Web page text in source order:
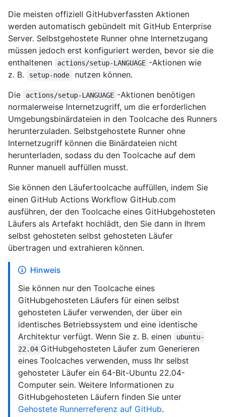
Die meisten offiziell GitHubverfassten Aktionen
werden automatisch gebündelt mit GitHub Enterprise
Server. Selbstgehostete Runner ohne Internetzugang
müssen jedoch erst konfiguriert werden, bevor sie die
enthaltenen
actions/setup-LANGUAGE -Aktionen wie
z. B.
setup-node
nutzen können.
Die
actions/setup-LANGUAGE -Aktionen benötigen
normalerweise Internetzugriff, um die erforderlichen
Umgebungsbinärdateien in den Toolcache des Runners
herunterzuladen. Selbstgehostete Runner ohne
Internetzugriff können die Binärdateien nicht
herunterladen, sodass du den Toolcache auf dem
Runner manuell auffüllen musst.
Sie können den Läufertoolcache auffüllen, indem Sie
einen GitHub Actions Workflow GitHub.com
ausführen, der den Toolcache eines GitHubgehosteten
Läufers als Artefakt hochlädt, den Sie dann in Ihrem
selbst gehosteten selbst gehosteten Läufer
übertragen und extrahieren können.
Hinweis
Sie können nur den Toolcache eines
GitHubgehosteten Läufers für einen selbst
gehosteten Läufer verwenden, der über ein
identisches Betriebssystem und eine identische
Architektur verfügt. Wenn Sie z. B. einen
ubuntu-
22.04 GitHubgehosteten Läufer zum Generieren
eines Toolcaches verwenden, muss Ihr selbst
gehosteter Läufer ein 64-Bit-Ubuntu 22.04-
Computer sein. Weitere Informationen zu
GitHubgehosteten Läufern finden Sie unter
Gehostete Runnerreferenz auf GitHub.